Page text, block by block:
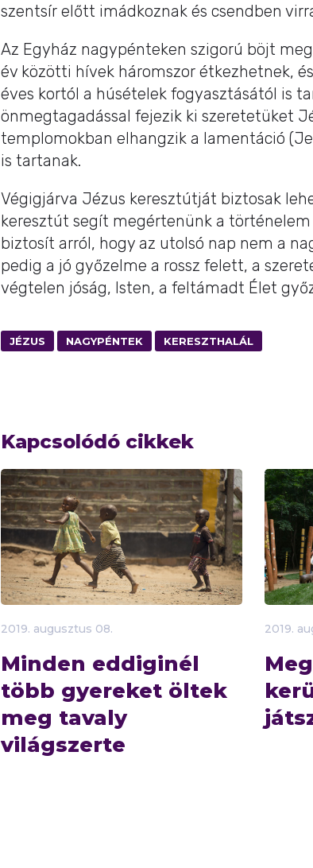
szentsír előtt imádkoznak és csendben
Az Egyház nagypénteken szigorú böjt
év közötti hívek háromszor étkezhetnek,
éves kortól a húsételek fogyasztásától is
önmegtagadással fejezik ki szeretetüket
templomokban elhangzik a lamentáció
is tartanak.
Végigjárva Jézus keresztútját biztosak
keresztút segít megértenünk a
biztosít arról, hogy az utolsó nap nem a
pedig a jó győzelme a rossz felett, a
végtelen jóság, Isten, a feltámadt Élet
JÉZUS NAGYPÉNTEK KERESZTHALÁL
Kapcsolódó cikkek
2019. augusztus 08.
Minden eddiginél
több gyereket öltek
meg tavaly
világszerte
2019.